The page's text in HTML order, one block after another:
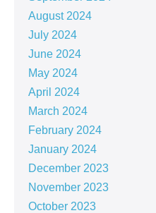
August 2024
July 2024
June 2024
May 2024
April 2024
March 2024
February 2024
January 2024
December 2023
November 2023
October 2023